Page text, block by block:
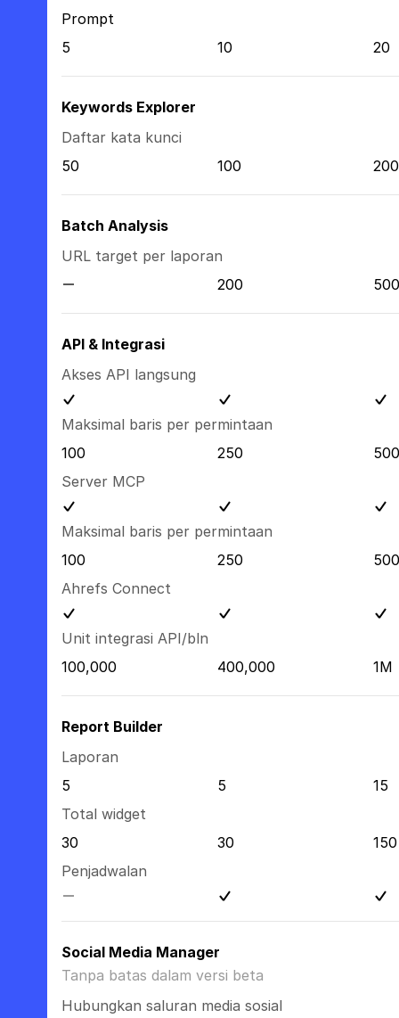
Prompt
5
10 20
Keywords Explorer
Daftar kata kunci
50
100 200
Batch Analysis
URL target per laporan
200
500
API & Integrasi
Akses API langsung
Maksimal baris per permintaan
100
250
500
Server MCP
Maksimal baris per permintaan
100
250
500
Ahrefs Connect
Unit integrasi API/bln
100,000
400,000 1M
Report Builder
Laporan
5
5
15
Total widget
30
30
150
Penjadwalan
Social Media Manager
Tanpa batas dalam versi beta
Hubungkan saluran media sosial